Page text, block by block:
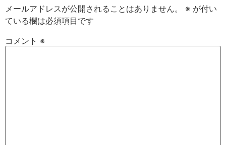
メールアドレスが公開されることはありません。 ※ が付い
ている欄は必須項目です
コメント ※